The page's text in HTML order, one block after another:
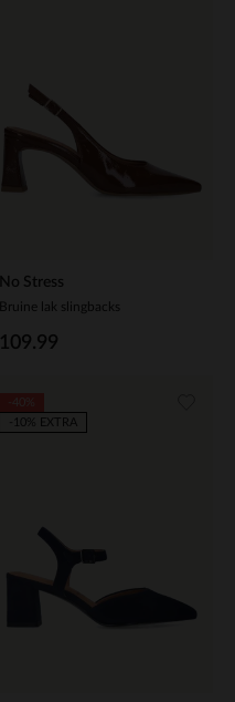
No Stress
Bruine lak slingbacks
109.99
-10% EXTRA